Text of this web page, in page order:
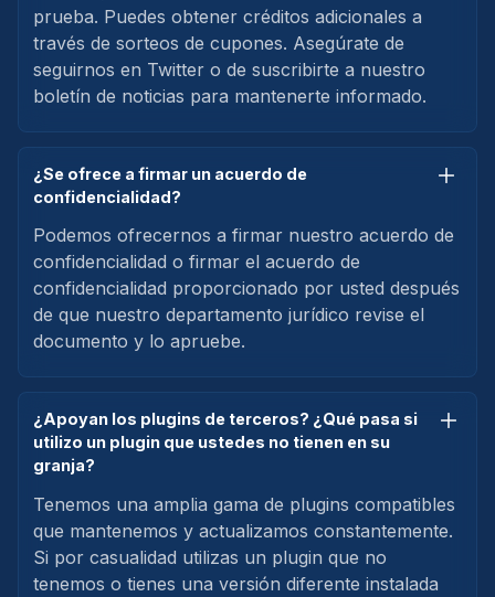
prueba. Puedes obtener créditos adicionales a
través de sorteos de cupones. Asegúrate de
seguirnos en Twitter o de suscribirte a nuestro
boletín de noticias para mantenerte informado.
¿Se ofrece a firmar un acuerdo de
confidencialidad?
Podemos ofrecernos a firmar nuestro acuerdo de
confidencialidad o firmar el acuerdo de
confidencialidad proporcionado por usted después
de que nuestro departamento jurídico revise el
documento y lo apruebe.
¿Apoyan los plugins de terceros? ¿Qué pasa si
utilizo un plugin que ustedes no tienen en su
granja?
Tenemos una amplia gama de plugins compatibles
que mantenemos y actualizamos constantemente.
Si por casualidad utilizas un plugin que no
tenemos o tienes una versión diferente instalada